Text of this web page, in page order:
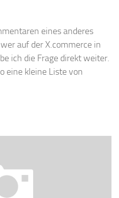
eines anderes
auf der X.commerce in
ich die Frage direkt weiter.
eine kleine Liste von